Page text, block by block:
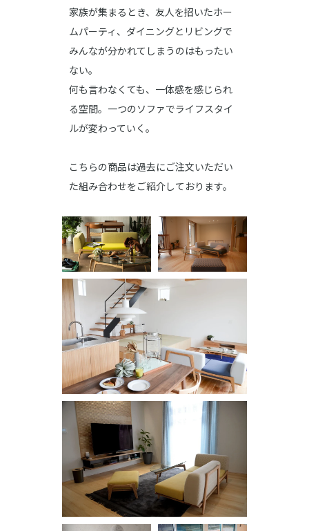
家族が集まるとき、友人を招いたホー
ムパーティ、ダイニングとリビングで
みんなが分かれてしまうのはもったい
ない。
何も言わなくても、一体感を感じられ
る空間。一つのソファでライフスタイ
ルが変わっていく。
こちらの商品は過去にご注文いただい
た組み合わせをご紹介しております。